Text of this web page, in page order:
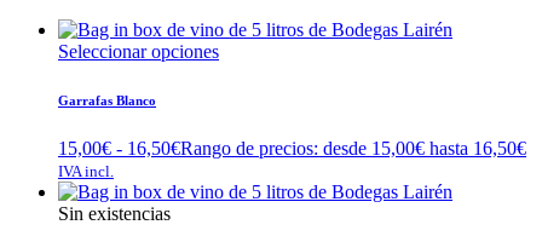
Seleccionar opciones
Garrafas Blanco
15,00€ - 16,50€Rango de precios: desde 15,00€ hasta 16,50€
IVA incl.
Sin existencias